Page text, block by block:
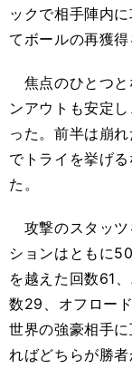
ックで相手陣内
てボールの再獲得
焦点のひとつと
ンアウトも安定
った。前半は崩
でトライを挙げ
た。
攻撃のスタッツ
ションはともに
を越えた回数61
数29、オフロー
世界の強豪相手
ればどちらが勝者